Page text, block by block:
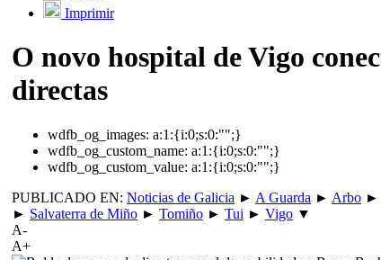
Imprimir
O novo hospital de Vigo
directas
wdfb_og_images: a:1:{i:0;s:0:"";}
wdfb_og_custom_name: a:1:{i:0;s:0:"";}
wdfb_og_custom_value: a:1:{i:0;s:0:"";}
PUBLICADO EN: Noticias de Galicia ► A Guarda ► Arbo ►
► Salvaterra de Miño ► Tomiño ► Tui ► Vigo ▼
A-
A+